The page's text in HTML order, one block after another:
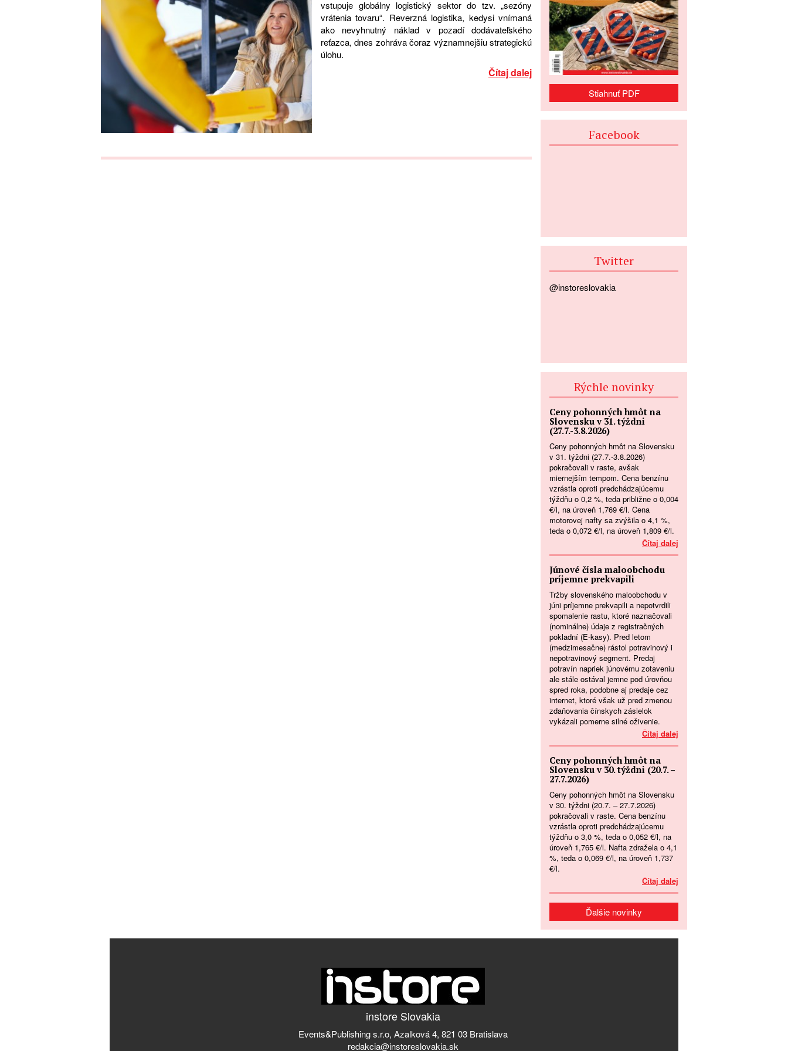
vstupuje globálny logistický sektor do tzv. „sezóny
vrátenia tovaru“. Reverzná logistika, kedysi vnímaná
ako nevyhnutný náklad v pozadí dodávateľského
reťazca, dnes zohráva čoraz významnejšiu strategickú
úlohu.
Čítaj dalej
Stiahnuť PDF
Facebook
Twitter
@instoreslovakia
Rýchle novinky
Ceny pohonných hmôt na
Slovensku v 31. týždni
(27.7.-3.8.2026)
Ceny pohonných hmôt na Slovensku
v 31. týždni (27.7.-3.8.2026)
pokračovali v raste, avšak
miernejším tempom. Cena benzínu
vzrástla oproti predchádzajúcemu
týždňu o 0,2 %, teda približne o 0,004
€/l, na úroveň 1,769 €/l. Cena
motorovej nafty sa zvýšila o 4,1 %,
teda o 0,072 €/l, na úroveň 1,809 €/l.
Čítaj dalej
Júnové čísla maloobchodu
príjemne prekvapili
Tržby slovenského maloobchodu v
júni príjemne prekvapili a nepotvrdili
spomalenie rastu, ktoré naznačovali
(nominálne) údaje z registračných
pokladní (E-kasy). Pred letom
(medzimesačne) rástol potravinový i
nepotravinový segment. Predaj
potravín napriek júnovému zotaveniu
ale stále ostával jemne pod úrovňou
spred roka, podobne aj predaje cez
internet, ktoré však už pred zmenou
zdaňovania čínskych zásielok
vykázali pomerne silné oživenie.
Čítaj dalej
Ceny pohonných hmôt na
Slovensku v 30. týždni (20.7. –
27.7.2026)
Ceny pohonných hmôt na Slovensku
v 30. týždni (20.7. – 27.7.2026)
pokračovali v raste. Cena benzínu
vzrástla oproti predchádzajúcemu
týždňu o 3,0 %, teda o 0,052 €/l, na
úroveň 1,765 €/l. Nafta zdražela o 4,1
%, teda o 0,069 €/l, na úroveň 1,737
€/l.
Čítaj dalej
Ďalšie novinky
instore Slovakia
Events&Publishing s.r.o, Azalková 4, 821 03 Bratislava
redakcia@instoreslovakia.sk